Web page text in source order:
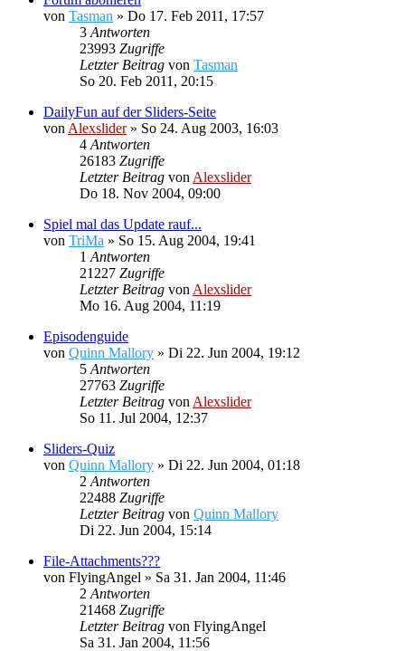
von Tasman » Do 17. Feb 2011, 17:57
3 Antworten
23993 Zugriffe
Letzter Beitrag von Tasman
So 20. Feb 2011, 20:15
DailyFun auf der Sliders-Seite
von Alexslider» So 24. Aug 2003, 16:03
4 Antworten
26183 Zugriffe
Letzter Beitrag von Alexslider
Do 18. Nov 2004, 09:00
Spiel mal das Update rauf...
von TriMa » So 15. Aug 2004, 19:41
1 Antworten
21227 Zugriffe
Letzter Beitrag von Alexslider
Mo 16. Aug 2004, 11:19
Episodenguide
von Quinn Mallory » Di 22. Jun 2004, 19:12
5 Antworten
27763 Zugriffe
Letzter Beitrag von Alexslider
So 11. Jul 2004, 12:37
Sliders-Quiz
von Quinn Mallory » Di 22. Jun 2004, 01:18
2 Antworten
22488 Zugriffe
Letzter Beitrag von Quinn Mallory
Di 22. Jun 2004, 15:14
File-Attachments???
von FlyingAngel » Sa 31. Jan 2004, 11:46
2 Antworten
21468 Zugriffe
Letzter Beitrag von FlyingAngel
Sa 31. Jan 2004, 11:56